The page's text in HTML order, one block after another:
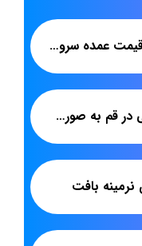
روتختی طرح کیتی | قیمت عمده سرویس خواب یک نفره پلی استر
فروش تشک مسافرتی در قم به صورت مستقیم
بافت